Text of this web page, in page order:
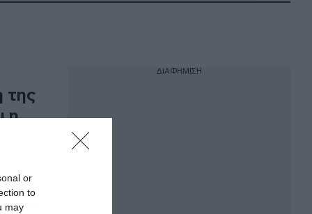
or
to
may
της
η
ΔΙΑΦΗΜΙΣΗ